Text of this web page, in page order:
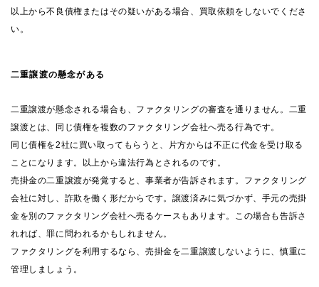
以上から不良債権またはその疑いがある場合、買取依頼をしないでくださ
い。
二重譲渡の懸念がある
二重譲渡が懸念される場合も、ファクタリングの審査を通りません。二重
譲渡とは、同じ債権を複数のファクタリング会社へ売る行為です。
同じ債権を2社に買い取ってもらうと、片方からは不正に代金を受け取る
ことになります。以上から違法行為とされるのです。
売掛金の二重譲渡が発覚すると、事業者が告訴されます。ファクタリング
会社に対し、詐欺を働く形だからです。譲渡済みに気づかず、手元の売掛
金を別のファクタリング会社へ売るケースもあります。この場合も告訴さ
れれば、罪に問われるかもしれません。
ファクタリングを利用するなら、売掛金を二重譲渡しないように、慎重に
管理しましょう。